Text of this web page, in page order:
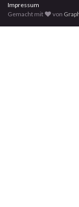
Impressum
Gemacht mit
von